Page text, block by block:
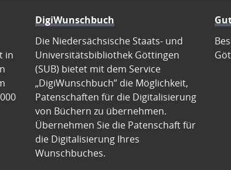
in
DigiWunschbuch
Die Niedersächsische Staats- und
Universitätsbibliothek Göttingen
(SUB) bietet mit dem Service
„DigiWunschbuch” die Möglichkeit,
Patenschaften für die Digitalisierung
von Büchern zu übernehmen.
Übernehmen Sie die Patenschaft für
die Digitalisierung Ihres
Wunschbuches.